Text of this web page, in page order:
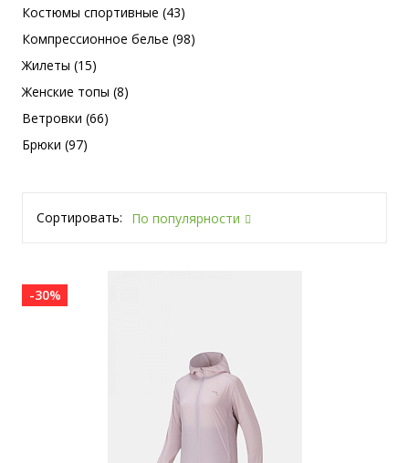
Костюмы спортивные (43)
Компрессионное белье (98)
Жилеты (15)
Женские топы (8)
Ветровки (66)
Брюки (97)
Сортировать: По популярности
-30%